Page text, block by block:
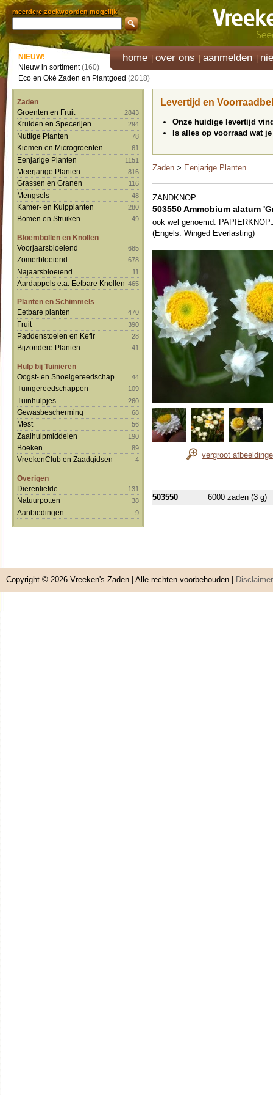
meerdere zoekwoorden mogelijk
home over ons aanmelden
NIEUW!
Nieuw in sortiment(160)
Eco en Oké Zaden en Plantgoed (2018)
Zaden
Groenten en Fruit
2843
Kruiden en Specerijen 294
Nuttige Planten 78
Kiemen en Microgroenten 61
Eenjarige Planten 1151
Meerjarige Planten 816
Grassen en Granen 116
Mengsels 48
Kamer- en Kuipplanten 280
Bomen en Struiken 49
Bloembollen en Knollen
Voorjaarsbloeiend
685
Zomerbloeiend 678
Najaarsbloeiend 11
Aardappels e.a. Eetbare Knollen 465
Planten en Schimmels
Eetbare planten
470
Fruit 390
Paddenstoelen en Kefir 28
Bijzondere Planten 41
Hulp bij Tuinieren
Oogst- en Snoeigereedschap
44
Tuingereedschappen 109
Tuinhulpjes 260
Gewasbescherming 68
Mest 56
Zaaihulpmiddelen 190
Boeken 89
VreekenClub en Zaadgidsen 4
Overigen
Dierenliefde
131
Natuurpotten 38
Aanbiedingen 9
Levertijd en
Onze huidige levertijd
Is alles op voorraad wat
Zaden > Eenjarige Planten
ZANDKNOP
503550Ammobium alatum
ook wel genoemd:
(Engels: Winged Everlasting)
vergroot
503550 6000 zaden (3 g)
Copyright © 2026 Vreeken's Zaden | Alle rechten voorbehouden | Disclaimer